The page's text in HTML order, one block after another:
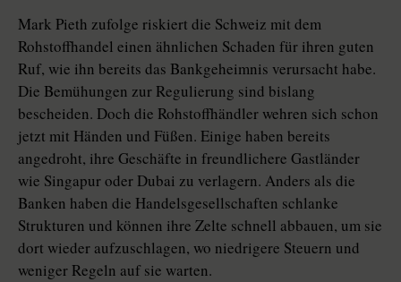
Mark Pieth zufolge riskiert die Schweiz mit dem
Rohstoffhandel einen ähnlichen Schaden für ihren guten
Ruf, wie ihn bereits das Bankgeheimnis verursacht habe.
Die Bemühungen zur Regulierung sind bislang
bescheiden. Doch die Rohstoffhändler wehren sich schon
jetzt mit Händen und Füßen. Einige haben bereits
angedroht, ihre Geschäfte in freundlichere Gastländer
wie Singapur oder Dubai zu verlagern. Anders als die
Banken haben die Handelsgesellschaften schlanke
Strukturen und können ihre Zelte schnell abbauen, um sie
dort wieder aufzuschlagen, wo niedrigere Steuern und
weniger Regeln auf sie warten.